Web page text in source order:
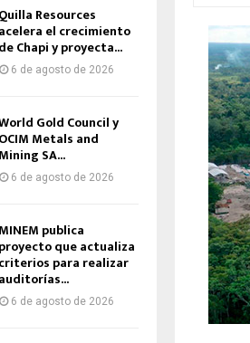
Quilla Resources
acelera el crecimiento
de Chapi y proyecta...
6 de agosto de 2026
Gold Council y
OCIM Metals and
Mining SA...
6 de agosto de 2026
MINEM publica
proyecto que actualiza
criterios para realizar
auditorías...
6 de agosto de 2026